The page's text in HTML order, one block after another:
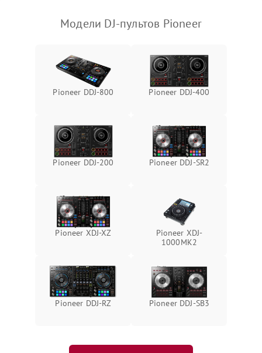
Неисправность системы
перенапряжения
1000 ₽ Подробнее →
защиты от замыкания
Подробнее →
Повреждение системы
1000 ₽ Подробнее →
Неисправность системы
защиты от перегрева
Подробнее →
Поломка системы защиты
Подробнее →
Модели DJ-пультов Pioneer
Pioneer DDJ-800 Pioneer DDJ-400
Pioneer DDJ-200 Pioneer DDJ-SR2
Pioneer XDJ-XZ
Pioneer XDJ-
1000MK2
Pioneer DDJ-RZ Pioneer DDJ-SB3